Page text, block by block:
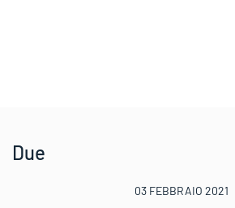
Due
03 FEBBRAIO 2021